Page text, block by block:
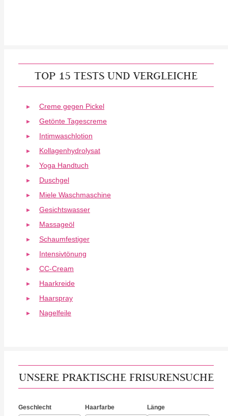
TOP 15 TESTS UND VERGLEICHE
Creme gegen Pickel
Getönte Tagescreme
Intimwaschlotion
Kollagenhydrolysat
Yoga Handtuch
Duschgel
Miele Waschmaschine
Gesichtswasser
Massageöl
Schaumfestiger
Intensivtönung
CC-Cream
Haarkreide
Haarspray
Nagelfeile
UNSERE PRAKTISCHE FRISURENSUCHE
Geschlecht Haarfarbe Länge